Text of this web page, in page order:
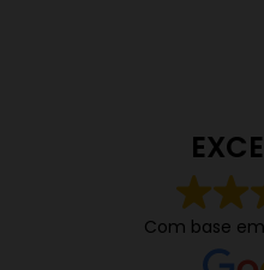
Com base em